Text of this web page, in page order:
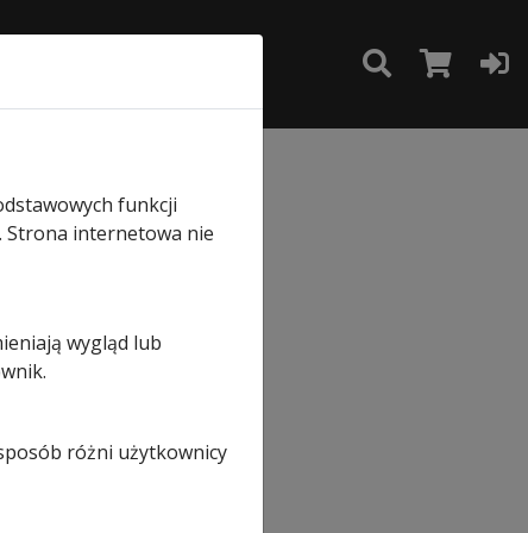
Solar 2
funkcji
Strona internetowa nie
wygląd lub
różni użytkownicy